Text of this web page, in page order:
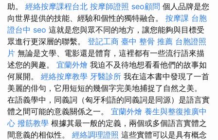
助。 經絡按摩課程台北 按摩師證照 seo顧問 個人品牌是您
向世界提供的技能、經驗和個性的獨特融合。 按摩課 台胞
證台中 seo 這就是您與眾不同的地方，讓您能夠與目標受
眾進行更深層的聯繫。 登記工商 臺中 整骨 推薦 台胞證照
片 無論是文學、電影還是體育，這裡都有一些流行語來描
述您的興趣。 宜蘭外燴 我迫不及待地想看看他們的故事如
何展開。 經絡按摩教學 牙醫診所 我在這本書中發現了一首
美麗的俳句，它用短短的幾個字完美地捕捉了自然之美。
在語義學中，同義詞（匈牙利語的同義詞是同源）是語言實
體之間可能的意義關係之一。 宜蘭外燴 養生與整復推廣中
心 撥筋教學 根據其最一般的定義，兩個或多個語言實體之
間意義的相似性。 經絡調理證照 這些實體可以是具有概念